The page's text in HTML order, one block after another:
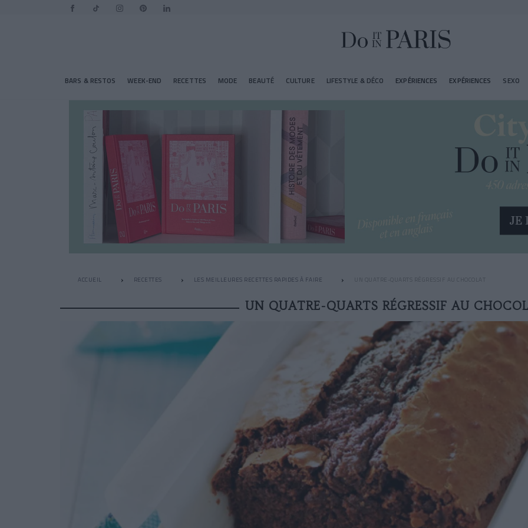
BARS & RESTOS WEEK-END RECETTES MODE BEAUTÉ CULTURE LIFESTYLE & DÉCO EXPÉRIENCES EXPÉRIENCES SEXO
ACCUEIL RECETTES LES MEILLEURES RECETTES RAPIDES À FAIRE UN QUATRE-QUARTS RÉGRESSIF AU CHOCOLAT
UN QUATRE-QUARTS RÉGRESSIF AU